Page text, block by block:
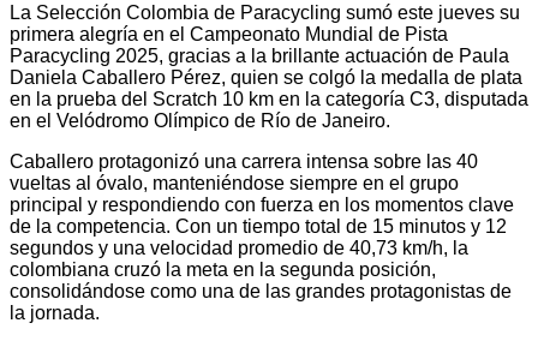
La Selección Colombia de Paracycling sumó este jueves su
primera alegría en el Campeonato Mundial de Pista
Paracycling 2025, gracias a la brillante actuación de Paula
Daniela Caballero Pérez, quien se colgó la medalla de plata
en la prueba del Scratch 10 km en la categoría C3, disputada
en el Velódromo Olímpico de Río de Janeiro.
Caballero protagonizó una carrera intensa sobre las 40
vueltas al óvalo, manteniéndose siempre en el grupo
principal y respondiendo con fuerza en los momentos clave
de la competencia. Con un tiempo total de 15 minutos y 12
segundos y una velocidad promedio de 40,73 km/h, la
colombiana cruzó la meta en la segunda posición,
consolidándose como una de las grandes protagonistas de
la jornada.